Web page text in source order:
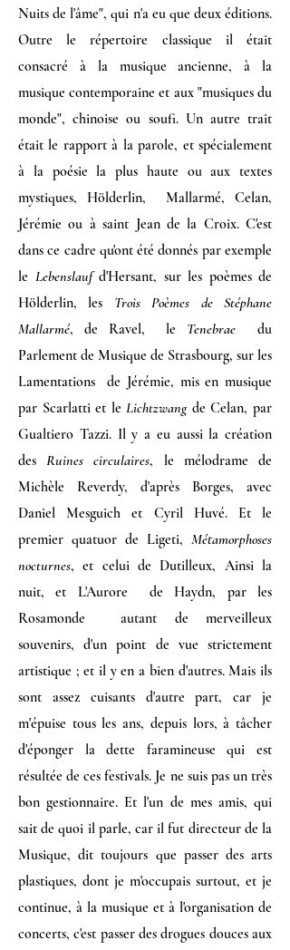
Nuits de l'âme", qui n'a eu que deux éditions.
Outre le répertoire classique il était
consacré à la musique ancienne, à la
musique contemporaine et aux "musiques du
monde", chinoise ou soufi. Un autre trait
était le rapport à la parole, et spécialement
à la poésie la plus haute ou aux textes
mystiques, Hölderlin, Mallarmé, Celan,
Jérémie ou à saint Jean de la Croix. C'est
dans ce cadre qu'ont été donnés par exemple
le Lebenslaufd'Hersant, sur les poèmes de
Hölderlin, les Trois Poèmes de Stéphane
Mallarmé, de Ravel, le Tenebrae du
Parlement de Musique de Strasbourg, sur les
Lamentations de Jérémie, mis en musique
par Scarlatti et leLichtzwangde Celan, par
Gualtiero Tazzi. Il y a eu aussi la création
desRuines circulaires, le mélodrame de
Michèle Reverdy, d'après Borges, avec
Daniel Mesguich et Cyril Huvé. Et le
premier quatuor de Ligeti, Métamorphoses
nocturnes, et celui de Dutilleux, Ainsi la
nuit, et L'Aurore de Haydn, par les
Rosamonde autant de merveilleux
souvenirs, d'un point de vue strictement
artistique ; et il y en a bien d'autres. Mais ils
sont assez cuisants d'autre part, car je
m'épuise tous les ans, depuis lors, à tâcher
d'éponger la dette faramineuse qui est
résultée de ces festivals. Je ne suis pas un très
bon gestionnaire. Et l'un de mes amis, qui
sait de quoi il parle, car il fut directeur de la
Musique, dit toujours que passer des arts
plastiques, dont je m'occupais surtout, et je
continue, à la musique et à l'organisation de
concerts, c'est passer des drogues douces aux